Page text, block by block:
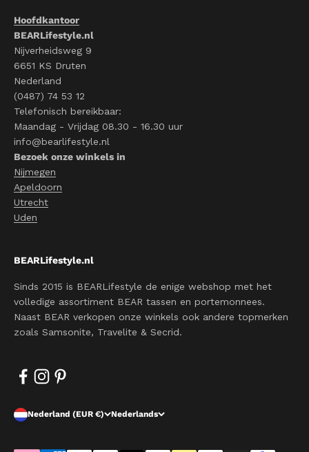
Hoofdkantoor
BEARLifestyle.nl
Nijverheidsweg 9
6651 KS Druten
Nederland
(0487) 74 53 12
Telefonisch bereikbaar:
Maandag - Vrijdag 08.30 - 16.30 uur
info@bearlifestyle.nl
Bezoek onze winkels in
Nijmegen
Apeldoorn
Utrecht
Uden
BEARLifestyle.nl
Sinds 2015 is BEARLifestyle de enige webshop met het
volledige assortiment BEAR tassen en portemonnees.
Naast BEAR verkopen onze winkels ook andere topmerken
zoals Samsonite, Travelite & Secrid.
Nederland (EUR €) Nederlands